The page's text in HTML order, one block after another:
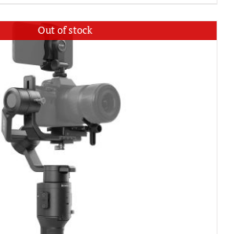
Out of stock